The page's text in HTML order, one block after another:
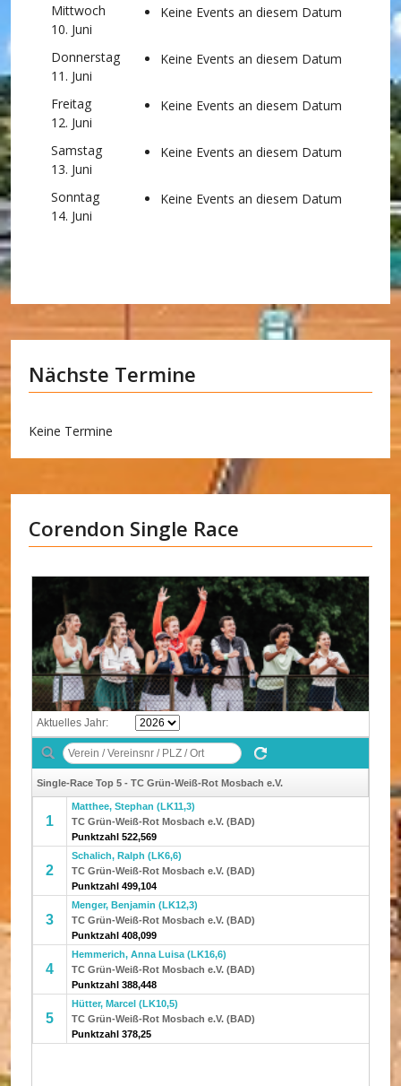
Mittwoch
10. Juni
Keine Events an diesem Datum
Donnerstag
11. Juni
Keine Events an diesem Datum
Freitag
12. Juni
Keine Events an diesem Datum
Samstag
13. Juni
Keine Events an diesem Datum
Sonntag
14. Juni
Keine Events an diesem Datum
Nächste Termine
Keine Termine
Corendon Single Race